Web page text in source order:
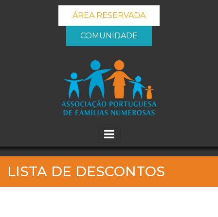
ÁREA RESERVADA
COMUNIDADE
_banner_me_
LISTA DE DESCONTOS